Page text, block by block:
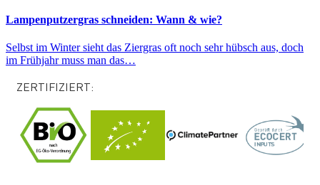
Lampenputzergras schneiden: Wann & wie?
Selbst im Winter sieht das Ziergras oft noch sehr hübsch aus, doch
im Frühjahr muss man das…
ZERTIFIZIERT: